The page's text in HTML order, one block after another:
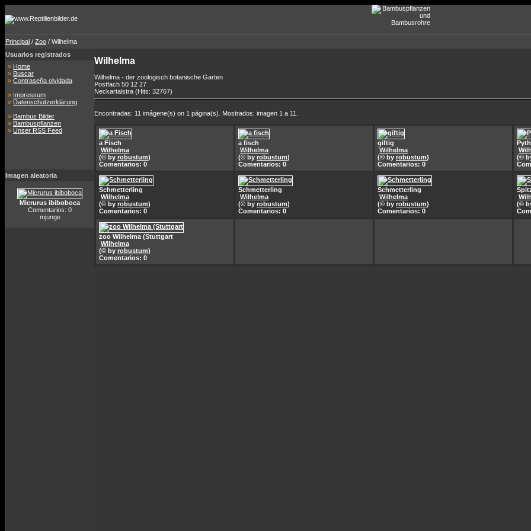
Principal / Zoo / Wilhelma
Usuarios registrados
» Home
» Buscar
» Contraseña olvidada
» Impressum
» Datenschutzerklärung
» Bambus Bilder
» Bambuspflanzen
» Unser RSS Feed
Imagen aleatoria
Micrurus ibiboboca
Comentarios: 0
mjunge
Wilhelma
Wilhelma - der zoologisch botanische Garten
Postfach 50 12 27
Neckartalstra (Hits: 32767)
Encontradas: 11 imágene(s) on 1 página(s). Mostrados: imagen 1 a 11.
a Fisch
Wilhelma
(© by robustum)
Comentarios: 0
a fisch
Wilhelma
(© by robustum)
Comentarios: 0
giftig
Wilhelma
(© by robustum)
Comentarios: 0
(©
Schmetterling
Wilhelma
(© by robustum)
Comentarios: 0
Schmetterling
Wilhelma
(© by robustum)
Comentarios: 0
Schmetterling
Wilhelma
(© by robustum)
Comentarios: 0
(©
zoo Wilhelma (Stuttgart
Wilhelma
(© by robustum)
Comentarios: 0